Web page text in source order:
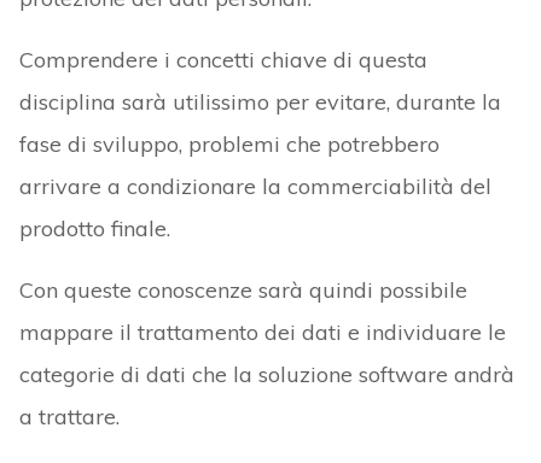
Comprendere i concetti chiave di questa
disciplina sarà utilissimo per evitare, durante la
fase di sviluppo, problemi che potrebbero
arrivare a condizionare la commerciabilità del
prodotto finale.
Con queste conoscenze sarà quindi possibile
mappare il trattamento dei dati e individuare le
categorie di dati che la soluzione software andrà
a trattare.